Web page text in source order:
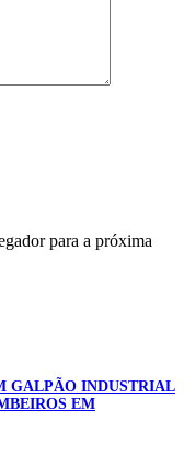
para a próxima
GALPÃO INDUSTRIAL
EM